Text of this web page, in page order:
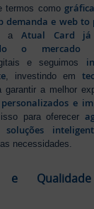
termos como
demanda e web
aAtual Card já
o mercado
e seguimos
, investindo em
garantir a melhor
e
isso para oferecer
necessidades.
e